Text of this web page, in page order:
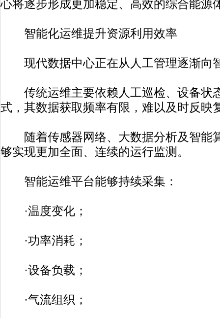
心将逐步形成更加稳定、高效的综合能源
智能化运维提升资源利用效率
现代数据中心正在从人工管理逐渐向
传统运维主要依赖人工巡检、设备状
式，其数据获取频率有限，难以及时反映
随着传感器网络、大数据分析及智能
够实现更加全面、连续的运行监测。
智能运维平台能够持续采集：
·温度变化；
·功率消耗；
·设备负载；
·气流组织；